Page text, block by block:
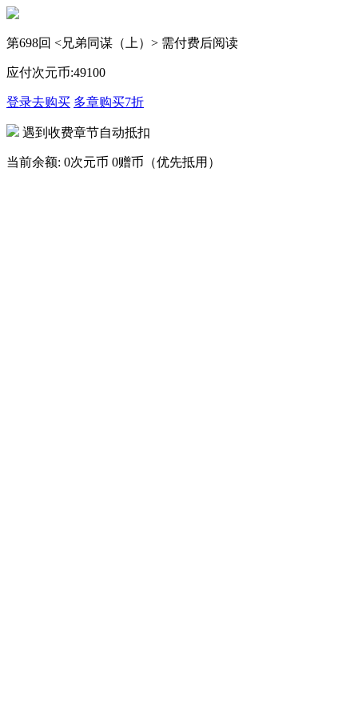
第698回 <兄弟同谋（上）> 需付费后阅读
应付次元币:49100
登录去购买 多章购买7折
遇到收费章节自动抵扣
当前余额: 0次元币 0赠币（优先抵用）